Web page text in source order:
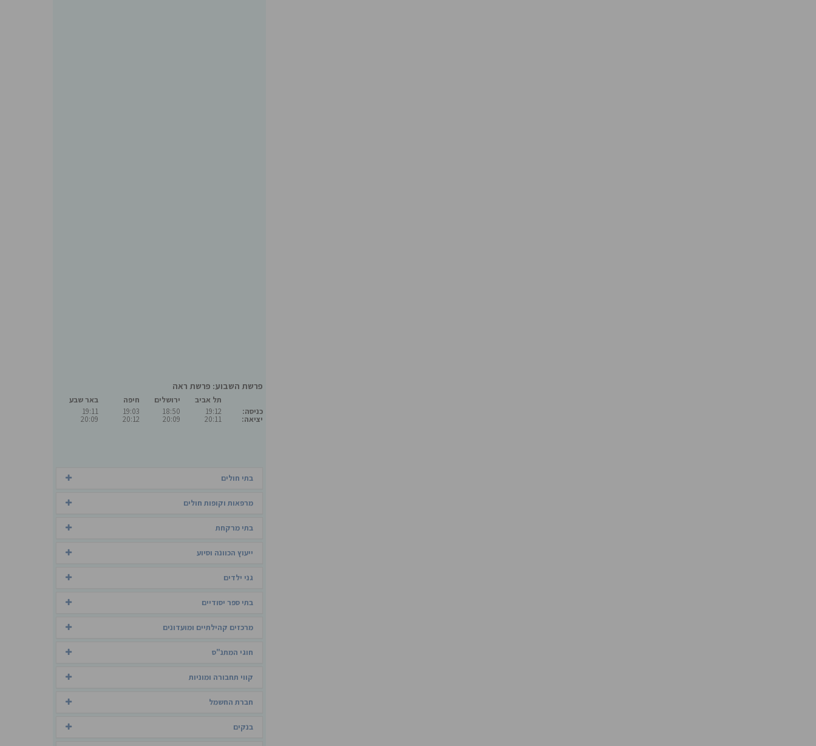
פרשת השבוע: פרשת ראה
כניסה:
יציאה:
תל אביב
19:12
20:11
ירושלים
18:50
20:09
חיפה
19:03
20:12
באר שבע
19:11
20:09
בתי חולים
מרפאות וקופות חולים
בתי מרקחת
ייעוץ הכוונה וסיוע
גני ילדים
בתי ספר יסודיים
מרכזים קהילתיים ומועדונים
חוגי המתנ"ס
קווי תחבורה ומוניות
חברת החשמל
בנקים